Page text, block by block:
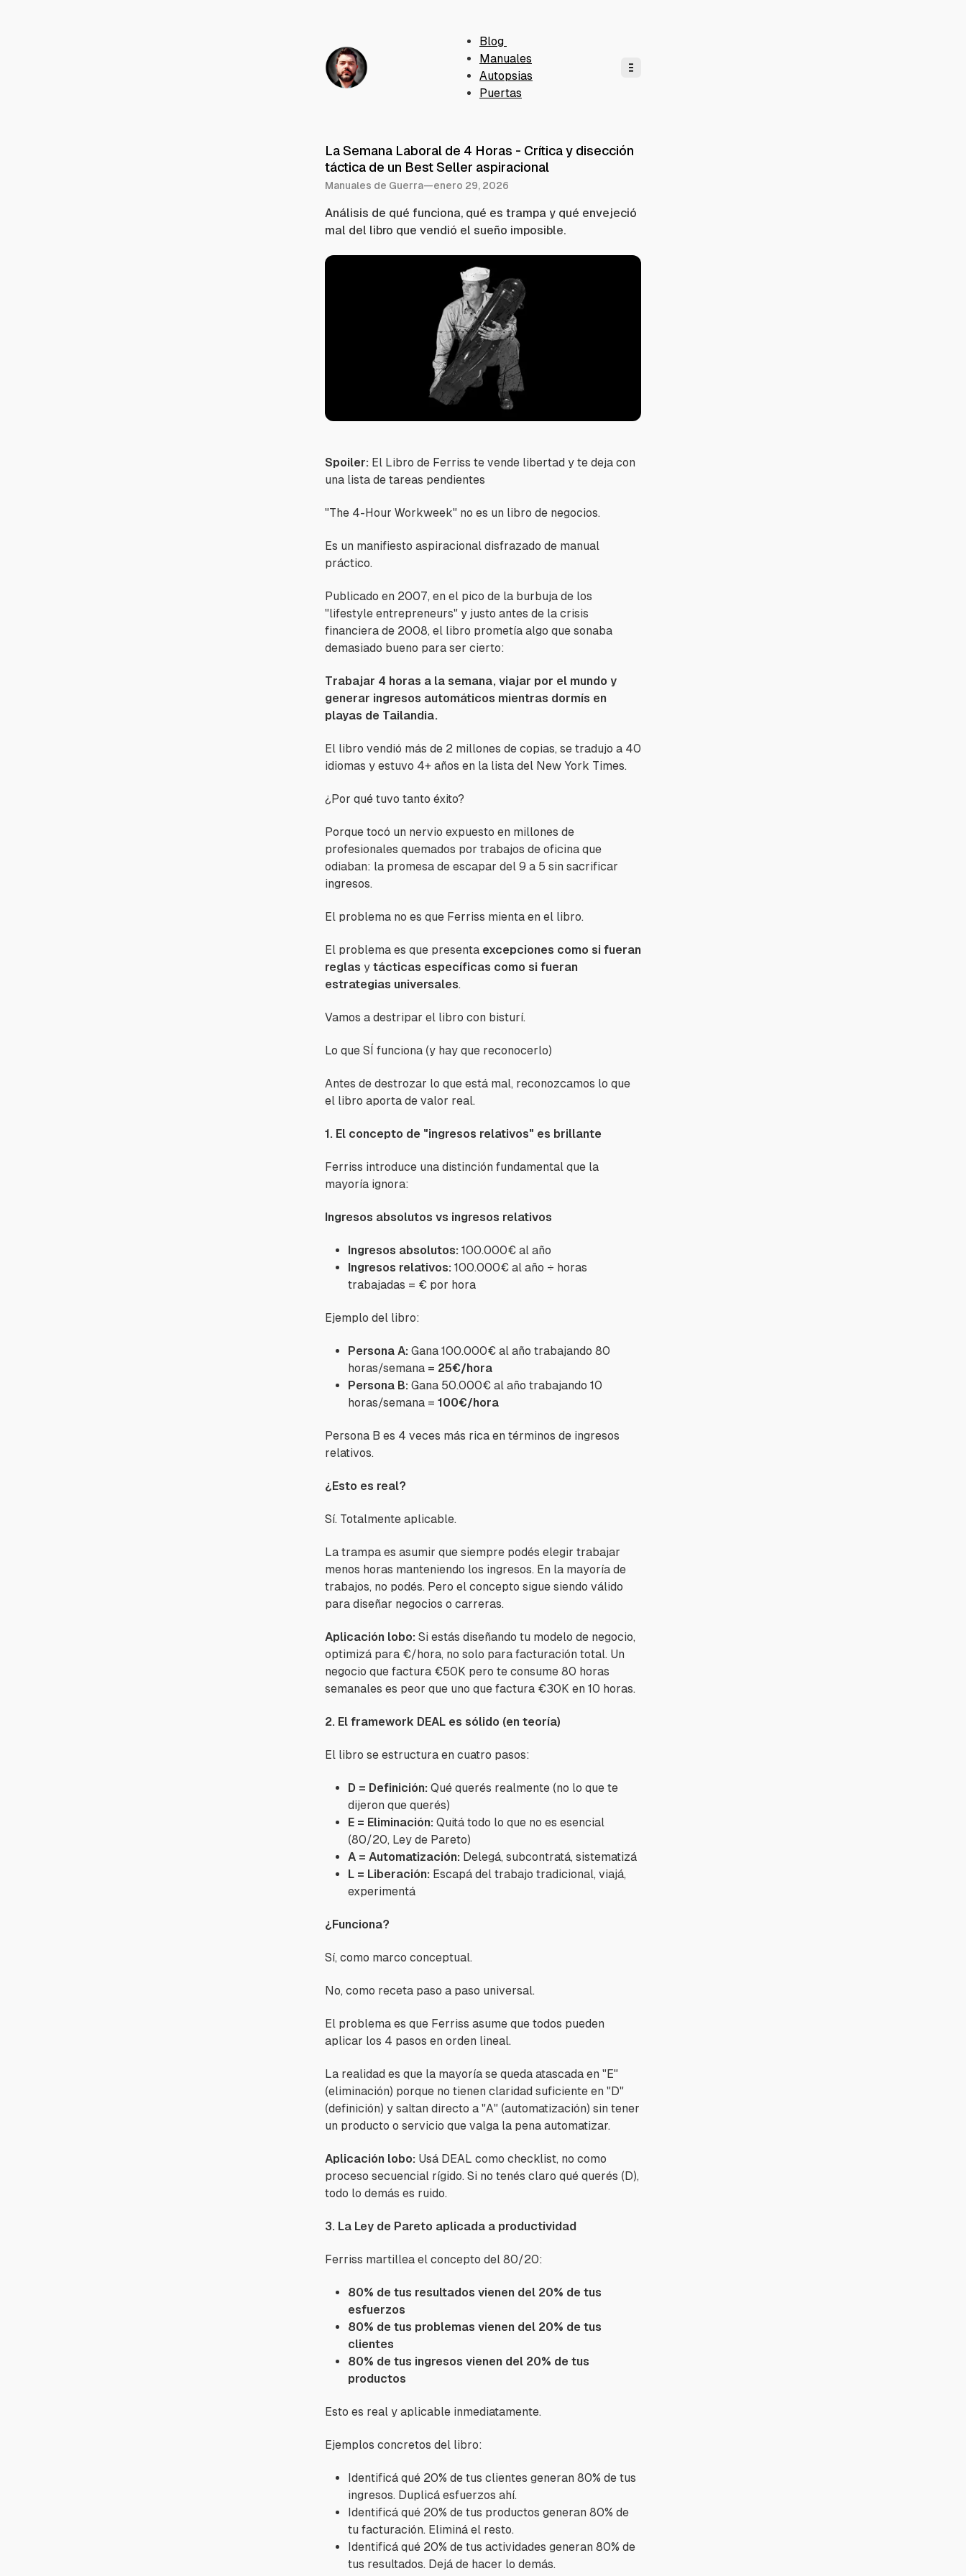
Blog
Manuales
Autopsias
Puertas
La Semana Laboral de 4 Horas - Crítica y disección
táctica de un Best Seller aspiracional
Manuales de Guerra—enero 29, 2026
Análisis de qué funciona, qué es trampa y qué envejeció
mal del libro que vendió el sueño imposible.
Spoiler: El Libro de Ferriss te vende libertad y te deja con
una lista de tareas pendientes
"The 4-Hour Workweek" no es un libro de negocios.
Es un manifiesto aspiracional disfrazado de manual
práctico.
Publicado en 2007, en el pico de la burbuja de los
"lifestyle entrepreneurs" y justo antes de la crisis
financiera de 2008, el libro prometía algo que sonaba
demasiado bueno para ser cierto:
Trabajar 4 horas a la semana, viajar por el mundo y
generar ingresos automáticos mientras dormís en
playas de Tailandia.
El libro vendió más de 2 millones de copias, se tradujo a 40
idiomas y estuvo 4+ años en la lista del New York Times.
¿Por qué tuvo tanto éxito?
Porque tocó un nervio expuesto en millones de
profesionales quemados por trabajos de oficina que
odiaban: la promesa de escapar del 9 a 5 sin sacrificar
ingresos.
El problema no es que Ferriss mienta en el libro.
El problema es que presenta excepciones como si fueran
reglas y tácticas específicas como si fueran
estrategias universales.
Vamos a destripar el libro con bisturí.
Lo que SÍ funciona (y hay que reconocerlo)
Antes de destrozar lo que está mal, reconozcamos lo que
el libro aporta de valor real.
1. El concepto de "ingresos relativos" es brillante
Ferriss introduce una distinción fundamental que la
mayoría ignora:
Ingresos absolutos vs ingresos relativos
Ingresos absolutos: 100.000€ al año
Ingresos relativos: 100.000€ al año ÷ horas
trabajadas = € por hora
Ejemplo del libro:
Persona A: Gana 100.000€ al año trabajando 80
horas/semana = 25€/hora
Persona B: Gana 50.000€ al año trabajando 10
horas/semana = 100€/hora
Persona B es 4 veces más rica en términos de ingresos
relativos.
¿Esto es real?
Sí. Totalmente aplicable.
La trampa es asumir que siempre podés elegir trabajar
menos horas manteniendo los ingresos. En la mayoría de
trabajos, no podés. Pero el concepto sigue siendo válido
para diseñar negocios o carreras.
Aplicación lobo: Si estás diseñando tu modelo de negocio,
optimizá para €/hora, no solo para facturación total. Un
negocio que factura €50K pero te consume 80 horas
semanales es peor que uno que factura €30K en 10 horas.
2. El framework DEAL es sólido (en teoría)
El libro se estructura en cuatro pasos:
D = Definición: Qué querés realmente (no lo que te
dijeron que querés)
E = Eliminación: Quitá todo lo que no es esencial
(80/20, Ley de Pareto)
A = Automatización: Delegá, subcontratá, sistematizá
L = Liberación: Escapá del trabajo tradicional, viajá,
experimentá
¿Funciona?
Sí, como marco conceptual.
No, como receta paso a paso universal.
El problema es que Ferriss asume que todos pueden
aplicar los 4 pasos en orden lineal.
La realidad es que la mayoría se queda atascada en "E"
(eliminación) porque no tienen claridad suficiente en "D"
(definición) y saltan directo a "A" (automatización) sin tener
un producto o servicio que valga la pena automatizar.
Aplicación lobo: Usá DEAL como checklist, no como
proceso secuencial rígido. Si no tenés claro qué querés (D),
todo lo demás es ruido.
3. La Ley de Pareto aplicada a productividad
Ferriss martillea el concepto del 80/20:
80% de tus resultados vienen del 20% de tus
esfuerzos
80% de tus problemas vienen del 20% de tus
clientes
80% de tus ingresos vienen del 20% de tus
productos
Esto es real y aplicable inmediatamente.
Ejemplos concretos del libro:
Identificá qué 20% de tus clientes generan 80% de tus
ingresos. Duplicá esfuerzos ahí.
Identificá qué 20% de tus productos generan 80% de
tu facturación. Eliminá el resto.
Identificá qué 20% de tus actividades generan 80% de
tus resultados. Dejá de hacer lo demás.